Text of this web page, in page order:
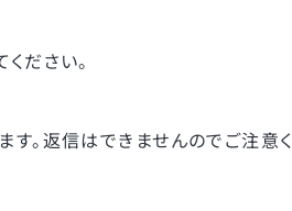
ださい。
。返信はできませんのでご注意